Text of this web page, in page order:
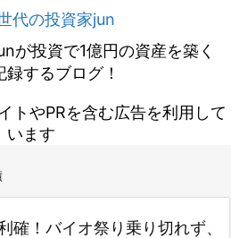
代の投資家jun
が投資で1億円の資産を築く
録するブログ！
トやPRを含む広告を利用して
います
確！バイオ祭り乗り切れず、